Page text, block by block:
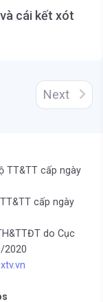
cái kết xót
Next
TT&TT cấp ngày
cấp ngày
do Cục
2020